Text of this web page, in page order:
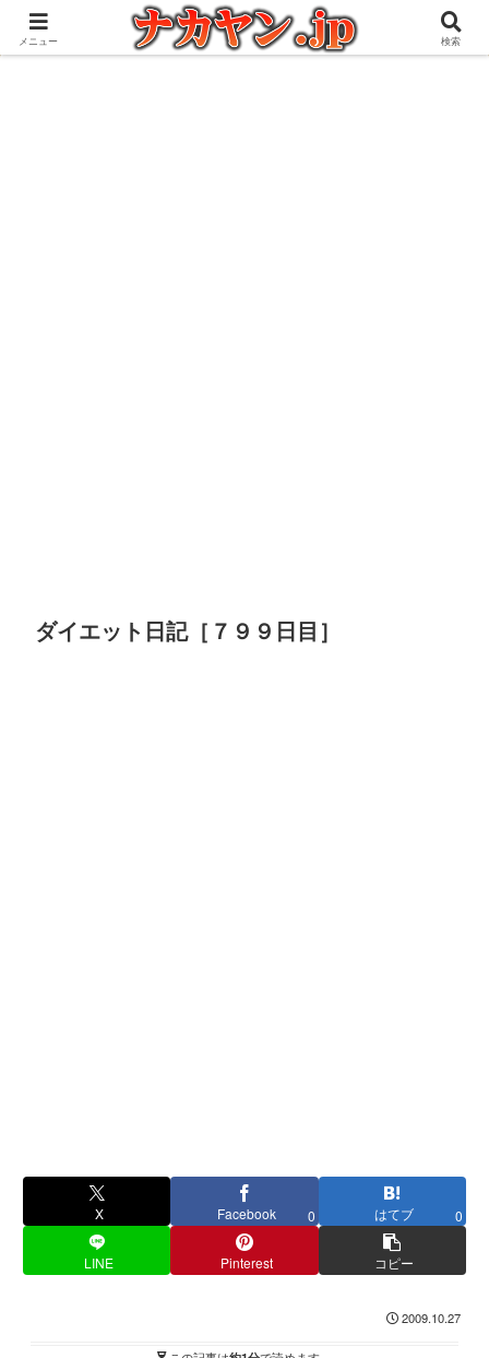
アウトドアとガジェット好きな管理人の愉快な日々を綴るブログ
ダイエット日記［７９９日目］
X Facebook 0 はてブ 0
LINE Pinterest コピー
2009.10.27
メニュー 検索